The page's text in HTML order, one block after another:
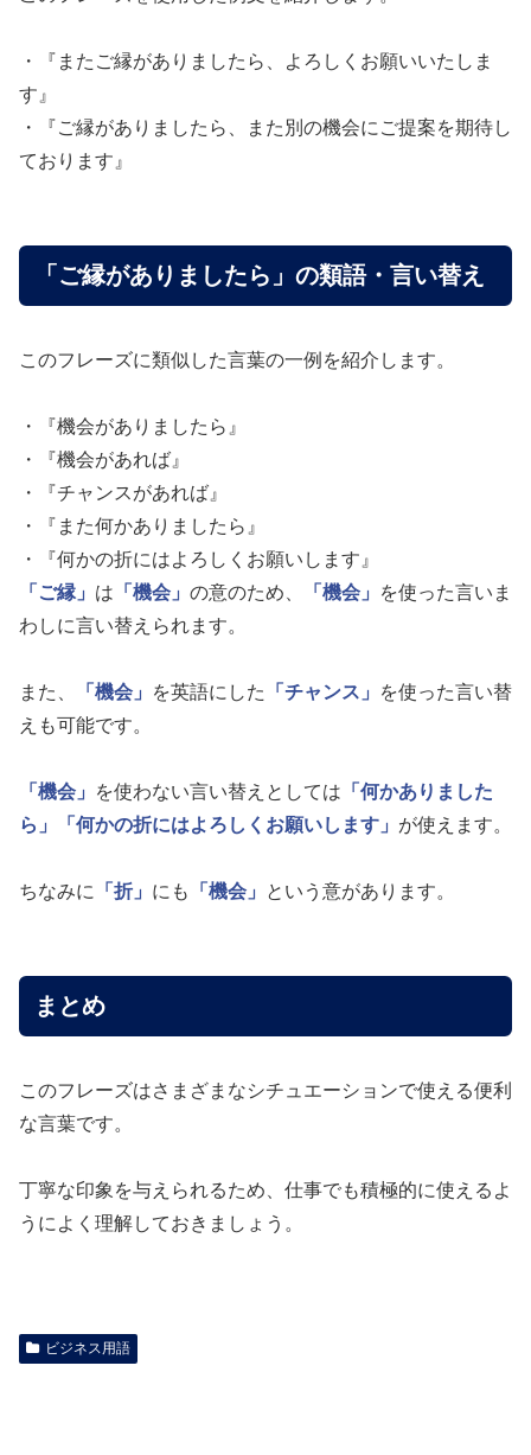
・『またご縁がありましたら、よろしくお願いいたしま
す』
・『ご縁がありましたら、また別の機会にご提案を期待し
ております』
「ご縁がありましたら」の類語・言い替え
このフレーズに類似した言葉の一例を紹介します。
・『機会がありましたら』
・『機会があれば』
・『チャンスがあれば』
・『また何かありましたら』
・『何かの折にはよろしくお願いします』
「ご縁」 は 「機会」 の意のため、 「機会」
を使った言いま
わしに言い替えられます。
また、 「機会」 を英語にした 「チャンス」
を使った言い替
えも可能です。
「機会」 を使わない言い替えとしては 「何かありました
ら」
「何かの折にはよろしくお願いします」 が使えます。
ちなみに 「折」 にも 「機会」 という意があります。
まとめ
このフレーズはさまざまなシチュエーションで使える便利
な言葉です。
丁寧な印象を与えられるため、仕事でも積極的に使えるよ
うによく理解しておきましょう。
ビジネス用語